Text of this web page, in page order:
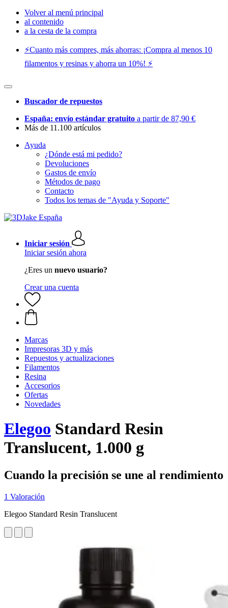
Volver al menú principal
al contenido
a la cesta de la compra
⚡️Cuanto más compres, más ahorras: ¡Compra al menos 10
filamentos y resinas y ahorra un 10%! ⚡️
Buscador de repuestos
España: envío estándar gratuito a partir de 87,90 €
Más de 11.100 artículos
Ayuda
¿Dónde está mi pedido?
Devoluciones
Gastos de envío
Métodos de pago
Contacto
Todos los temas de "Ayuda y Soporte"
Iniciar sesión
Iniciar sesión ahora
¿Eres un nuevo usuario?
Crear una cuenta
Marcas
Impresoras 3D y más
Repuestos y actualizaciones
Filamentos
Resina
Accesorios
Ofertas
Novedades
Elegoo Standard Resin
Translucent, 1.000 g
Cuando la precisión se une al rendimiento
1 Valoración
Elegoo Standard Resin Translucent